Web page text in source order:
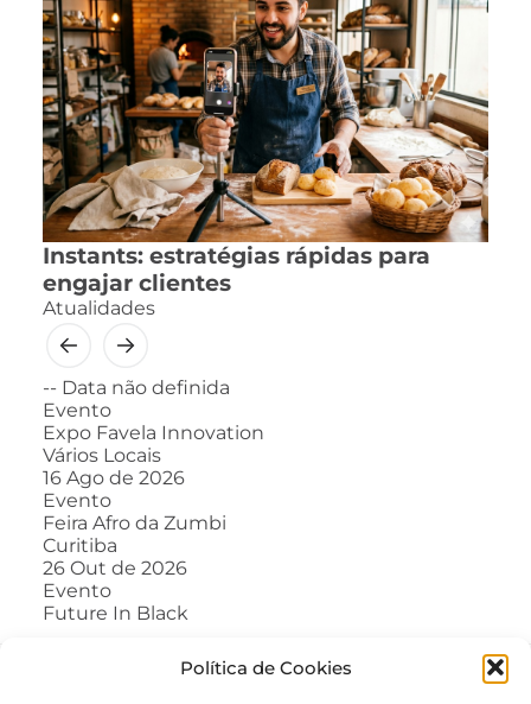
Política de Cookies
Instants: estratégias rápidas para
engajar clientes
Atualidades
-- Data não definida
Evento
Expo Favela Innovation
Vários Locais
16 Ago de 2026
Evento
Feira Afro da Zumbi
Curitiba
26 Out de 2026
Evento
Future In Black